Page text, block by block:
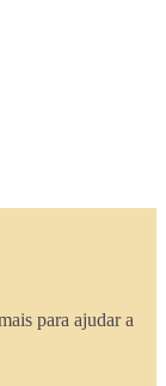
para ajudar a